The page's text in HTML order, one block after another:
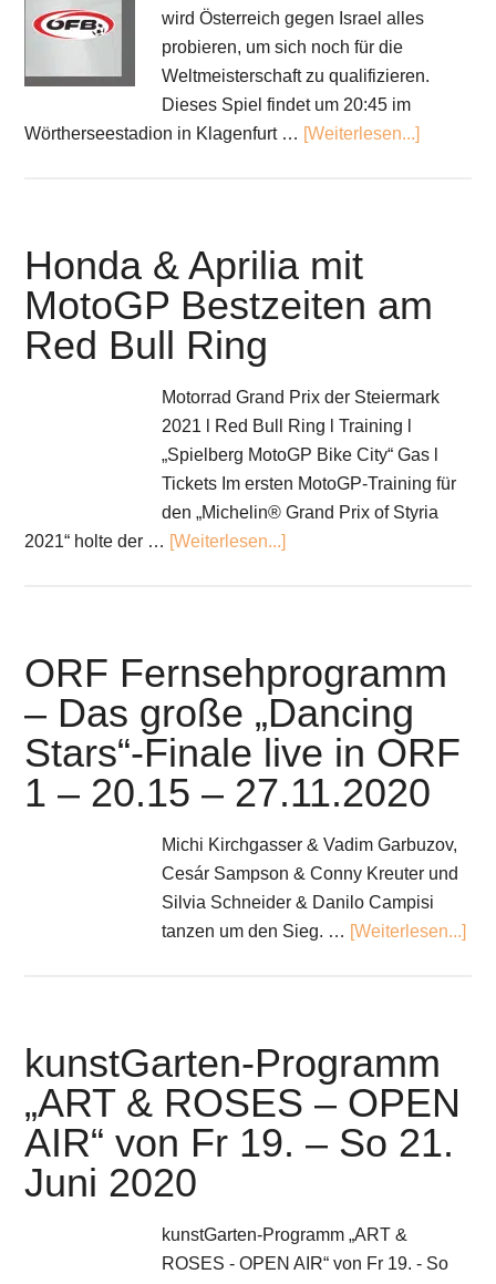
wird Österreich gegen Israel alles
probieren, um sich noch für die
Weltmeisterschaft zu qualifizieren.
Dieses Spiel findet um 20:45 im
Wörtherseestadion in Klagenfurt … [Weiterlesen...]
Honda & Aprilia mit
MotoGP Bestzeiten am
Red Bull Ring
Motorrad Grand Prix der Steiermark
2021 l Red Bull Ring l Training l
„Spielberg MotoGP Bike City“ Gas l
Tickets Im ersten MotoGP-Training für
den „Michelin® Grand Prix of Styria
2021“ holte der … [Weiterlesen...]
ORF Fernsehprogramm
– Das große „Dancing
Stars“-Finale live in ORF
1 – 20.15 – 27.11.2020
Michi Kirchgasser & Vadim Garbuzov,
Cesár Sampson & Conny Kreuter und
Silvia Schneider & Danilo Campisi
tanzen um den Sieg. … [Weiterlesen...]
kunstGarten-Programm
„ART & ROSES – OPEN
AIR“ von Fr 19. – So 21.
Juni 2020
kunstGarten-Programm „ART &
ROSES - OPEN AIR“ von Fr 19. - So